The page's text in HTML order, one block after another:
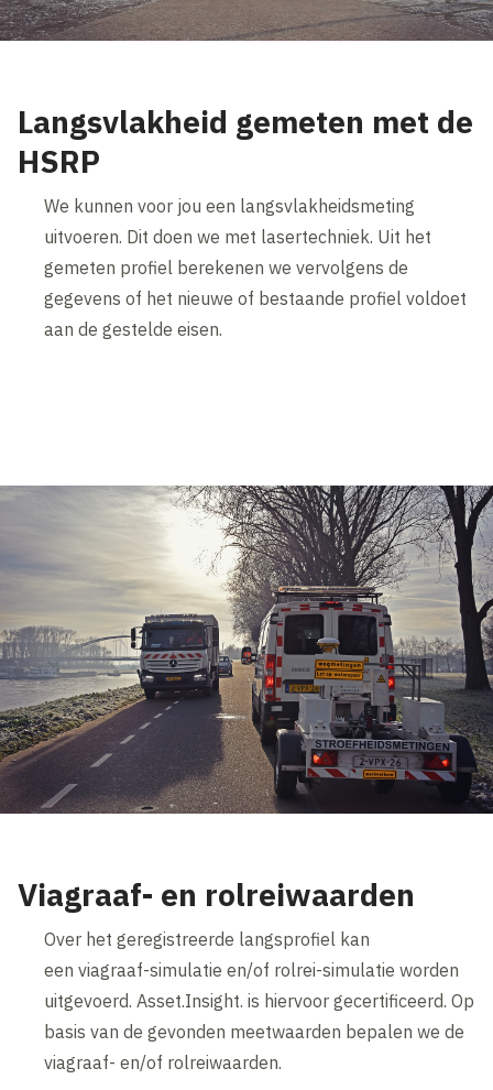
Langsvlakheid gemeten met de
HSRP
We kunnen voor jou een langsvlakheidsmeting
uitvoeren. Dit doen we met lasertechniek. Uit het
gemeten profiel berekenen we vervolgens de
gegevens of het nieuwe of bestaande profiel voldoet
aan de gestelde eisen.
Viagraaf- en rolreiwaarden
Over het geregistreerde langsprofiel kan
een viagraaf-simulatie en/of rolrei-simulatie worden
uitgevoerd. Asset.Insight. is hiervoor gecertificeerd. Op
basis van de gevonden meetwaarden bepalen we de
viagraaf- en/of rolreiwaarden.